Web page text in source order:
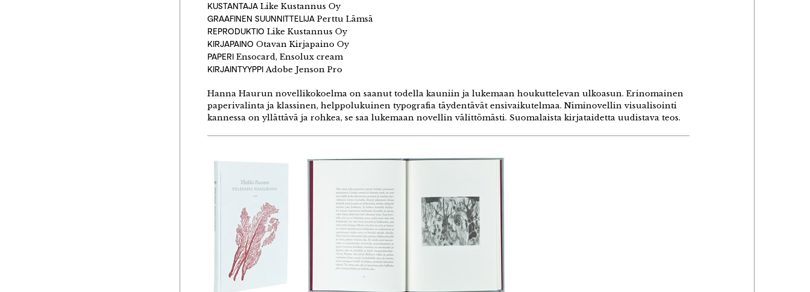
KUSTANTAJA Like Kustannus Oy
GRAAFINEN SUUNNITTELIJA Perttu Lämsä
REPRODUKTIO Like Kustannus Oy
KIRJAPAINO Otavan Kirjapaino Oy
PAPERI Ensocard, Ensolux cream
KIRJAINTYYPPIAdobe Jenson Pro
Hanna Haurun novellikokoelma on saanut todella kauniin ja lukemaan houkuttelevan ulkoasun. Erinomainen
paperivalinta ja klassinen, helppolukuinen typografia täydentävät ensivaikutelmaa. Niminovellin visualisointi
kannessa on yllättävä ja rohkea, se saa lukemaan novellin välittömästi. Suomalaista kirjataidetta uudistava teos.